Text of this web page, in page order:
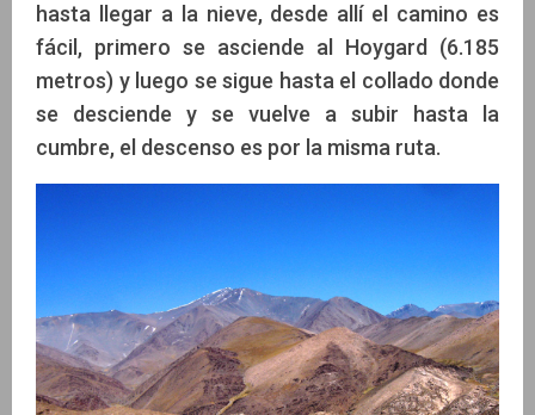
hasta llegar a la nieve, desde allí el camino es
fácil, primero se asciende al Hoygard (6.185
metros) y luego se sigue hasta el collado donde
se desciende y se vuelve a subir hasta la
cumbre, el descenso es por la misma ruta.